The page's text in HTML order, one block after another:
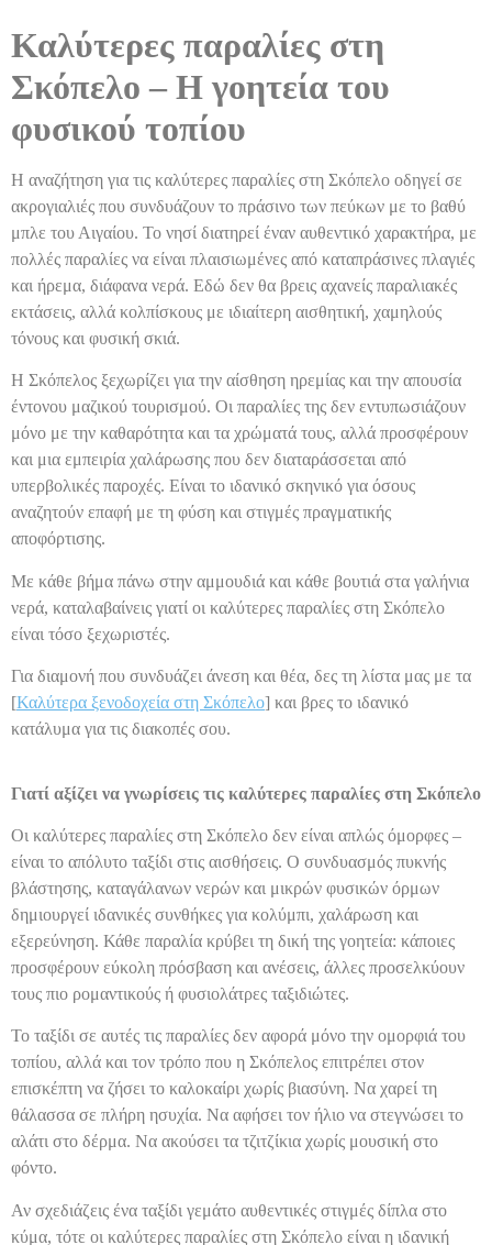
Καλύτερες παραλίες στη
Σκόπελο – Η γοητεία του
φυσικού τοπίου
Η αναζήτηση για τις καλύτερες παραλίες στη Σκόπελο οδηγεί σε
ακρογιαλιές που συνδυάζουν το πράσινο των πεύκων με το βαθύ
μπλε του Αιγαίου. Το νησί διατηρεί έναν αυθεντικό χαρακτήρα, με
πολλές παραλίες να είναι πλαισιωμένες από καταπράσινες πλαγιές
και ήρεμα, διάφανα νερά. Εδώ δεν θα βρεις αχανείς παραλιακές
εκτάσεις, αλλά κολπίσκους με ιδιαίτερη αισθητική, χαμηλούς
τόνους και φυσική σκιά.
Η Σκόπελος ξεχωρίζει για την αίσθηση ηρεμίας και την απουσία
έντονου μαζικού τουρισμού. Οι παραλίες της δεν εντυπωσιάζουν
μόνο με την καθαρότητα και τα χρώματά τους, αλλά προσφέρουν
και μια εμπειρία χαλάρωσης που δεν διαταράσσεται από
υπερβολικές παροχές. Είναι το ιδανικό σκηνικό για όσους
αναζητούν επαφή με τη φύση και στιγμές πραγματικής
αποφόρτισης.
Με κάθε βήμα πάνω στην αμμουδιά και κάθε βουτιά στα γαλήνια
νερά, καταλαβαίνεις γιατί οι καλύτερες παραλίες στη Σκόπελο
είναι τόσο ξεχωριστές.
Για διαμονή που συνδυάζει άνεση και θέα, δες τη λίστα μας με τα
[Καλύτερα ξενοδοχεία στη Σκόπελο] και βρες το ιδανικό
κατάλυμα για τις διακοπές σου.
Γιατί αξίζει να γνωρίσεις τις καλύτερες παραλίες στη Σκόπελο
Οι καλύτερες παραλίες στη Σκόπελο δεν είναι απλώς όμορφες –
είναι το απόλυτο ταξίδι στις αισθήσεις. Ο συνδυασμός πυκνής
βλάστησης, καταγάλανων νερών και μικρών φυσικών όρμων
δημιουργεί ιδανικές συνθήκες για κολύμπι, χαλάρωση και
εξερεύνηση. Κάθε παραλία κρύβει τη δική της γοητεία: κάποιες
προσφέρουν εύκολη πρόσβαση και ανέσεις, άλλες προσελκύουν
τους πιο ρομαντικούς ή φυσιολάτρες ταξιδιώτες.
Το ταξίδι σε αυτές τις παραλίες δεν αφορά μόνο την ομορφιά του
τοπίου, αλλά και τον τρόπο που η Σκόπελος επιτρέπει στον
επισκέπτη να ζήσει το καλοκαίρι χωρίς βιασύνη. Να χαρεί τη
θάλασσα σε πλήρη ησυχία. Να αφήσει τον ήλιο να στεγνώσει το
αλάτι στο δέρμα. Να ακούσει τα τζιτζίκια χωρίς μουσική στο
φόντο.
Αν σχεδιάζεις ένα ταξίδι γεμάτο αυθεντικές στιγμές δίπλα στο
κύμα, τότε οι καλύτερες παραλίες στη Σκόπελο είναι η ιδανική